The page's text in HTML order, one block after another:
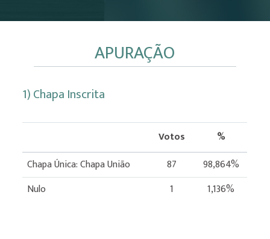
APURAÇÃO
1) Chapa Inscrita
Votos
%
Chapa Única: Chapa União
87
98,864%
Nulo
1 1,136%